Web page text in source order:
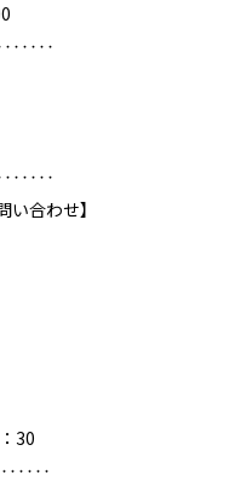
い合わせ】
30